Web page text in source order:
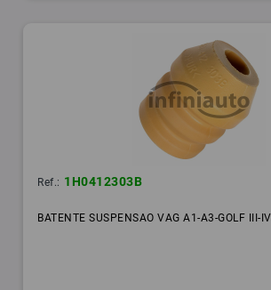
Ref.: 1H0412303B
BATENTE SUSPENSAO VAG A1-A3-GOLF III-